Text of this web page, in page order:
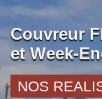
Couvreur
et Week-
NOS